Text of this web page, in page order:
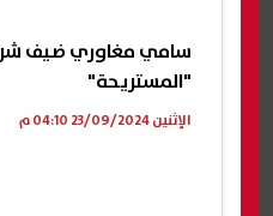
سامي مغاوري ضيف
"المستريحة"
الإثنين 23/09/2024 04:10 م